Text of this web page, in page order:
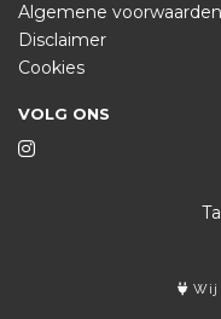
Algemene voorwaarden
Disclaimer
Cookies
VOLG ONS
Wij